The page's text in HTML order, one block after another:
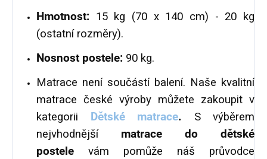
Hmotnost: 15 kg (70 x 140 cm) - 20 kg
(ostatní rozměry).
Nosnost postele: 90 kg.
Matrace není součástí balení. Naše kvalitní
matrace české výroby můžete zakoupit v
kategorii Dětské matrace. S výběrem
nejvhodnějšímatrace do dětské
postele vám pomůže náš průvodce